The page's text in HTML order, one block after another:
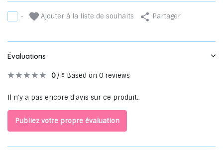
- Ajouter à la liste de souhaits Partager
Évaluations
0/ 5 Based on 0 reviews
Il n'y a pas encore d'avis sur ce produit..
Publiez votre propre évaluation